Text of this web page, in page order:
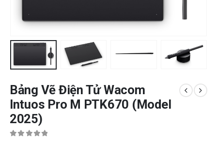
Bảng Vẽ Điện Tử Wacom
Intuos Pro M PTK670 (Model
2025)